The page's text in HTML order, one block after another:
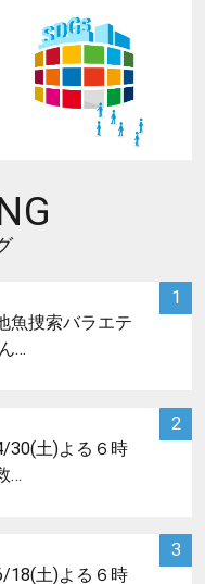
1
魚捜索バラエテ
…
2
30(土)よる６時
…
3
18(土)よる６時